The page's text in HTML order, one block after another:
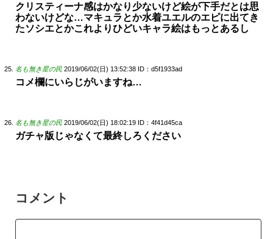
クリスティーナ感はかなり少ないけど絵が下手だとは思
わないけどな…マキュラとか水着ユエルのエピに出てき
たソシエとかこれよりひどいキャラ絵はもっとあるし
名も無き星の民 2019/06/02(日) 13:52:38 ID：d5f1933ad
コメ欄にいらじがいますね…
名も無き星の民 2019/06/02(日) 18:02:19 ID：4f41d45ca
ガチャ版じゃなくて最終しろください
コメント